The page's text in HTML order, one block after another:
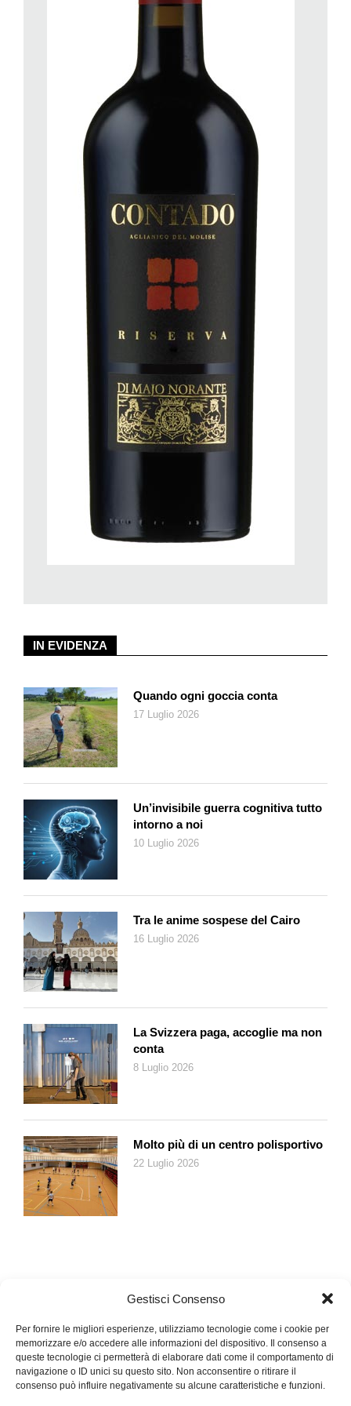
Gestisci Consenso
Per fornire le migliori esperienze, utilizziamo tecnologie come i cookie per
memorizzare e/o accedere alle informazioni del dispositivo. Il consenso a
queste tecnologie ci permetterà di elaborare dati come il comportamento di
navigazione o ID unici su questo sito. Non acconsentire o ritirare il
consenso può influire negativamente su alcune caratteristiche e funzioni.
Gli antichi abitatori dell’India, i quali avevano accumulato
avanzate nozioni di chirurgia, furono tra i primi a notare le virtù
anestetiche del vino. A questo proposito su un antico testo
sanscrito abbiamo trovato: «prima dell’operazione al paziente
verrà dato da mangiare ciò che desidera, e vino da bere così
che egli non soffra e non senta il coltello». Insomma la
medicina indiana anticipa di molto alcuni dei risultati attribuiti in
seguito alla civiltà greca.
Anche nella letteratura medica della Cina si fanno frequenti
accenni al «Chiu», nome che veniva dato al vino. Ma
sinceramente non siamo sicuri che ciò fosse il nome di una
bevanda ottenuta solo dalla fermentazione dell’uva, piuttosto
che anche dalla distillazione di cereali. A questi vini venivano in
ogni caso aggiunte sostanze varie: estratto di ginseng, oppio,
rabarbaro, arsenico… compresi diversi organi di animali,
fegato di lucertola, carne di vipera, pelle di cavallette.
Sembrano pozioni magiche, utilizzando sempre il vino come
base alcolica, usate per combattere ogni genere di malanno. In
alcuni casi, il vino addizionato di spezie veniva bevuto caldo
per curare la tosse e il raffreddore. Da qui forse l’origine di ciò
che oggi chiamiamovin brûlé.
La prima parte dell’articolo è uscita su «Azione» del
IN EVIDENZA
Quando ogni goccia conta
17 Luglio 2026
Un’invisibile guerra cognitiva tutto
intorno a noi
10 Luglio 2026
Tra le anime sospese del Cairo
16 Luglio 2026
La Svizzera paga, accoglie ma non
conta
8 Luglio 2026
Molto più di un centro polisportivo
22 Luglio 2026